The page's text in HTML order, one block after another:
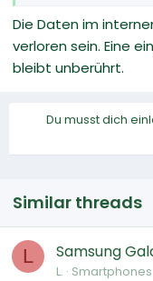
Die Daten im
verloren sein. Eine
bleibt unberührt.
Du musst dich
Similar threads
L Samsung
L. Smartphones